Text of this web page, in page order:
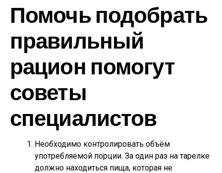
Помочь подобрать
правильный
рацион помогут
советы
специалистов
Необходимо контролировать объём
употребляемой порции. За один раз на тарелке
должно находиться пища, которая не